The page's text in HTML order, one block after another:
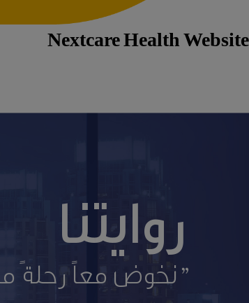
Nextcare Health Website
روايتنا
"نخوض معاً رحلةً